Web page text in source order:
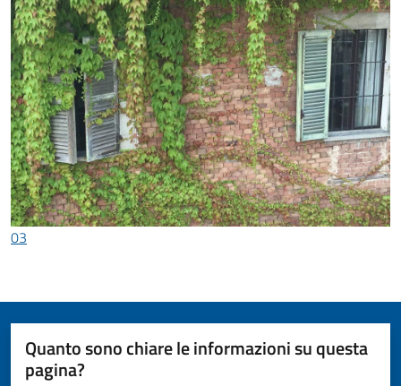
03
Quanto sono chiare le informazioni su questa
pagina?